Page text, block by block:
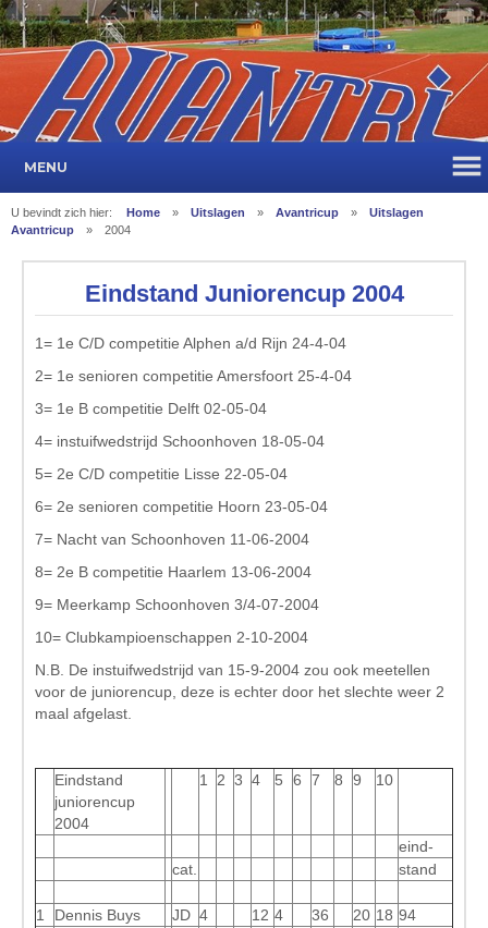
MENU
U bevindt zich hier: Home » Uitslagen » Avantricup »
Uitslagen
Avantricup
» 2004
Eindstand Juniorencup 2004
1= 1e C/D competitie Alphen a/d Rijn 24-4-04
2= 1e senioren competitie Amersfoort 25-4-04
3= 1e B competitie Delft 02-05-04
4= instuifwedstrijd Schoonhoven 18-05-04
5= 2e C/D competitie Lisse 22-05-04
6= 2e senioren competitie Hoorn 23-05-04
7= Nacht van Schoonhoven 11-06-2004
8= 2e B competitie Haarlem 13-06-2004
9= Meerkamp Schoonhoven 3/4-07-2004
10= Clubkampioenschappen 2-10-2004
N.B. De instuifwedstrijd van 15-9-2004 zou ook meetellen
voor de juniorencup, deze is echter door het slechte weer 2
maal afgelast.
Eindstand
juniorencup
2004
1 2 3 4 5 6 7 8 9 10
eind-
cat.
stand
1 Dennis Buys JD 4 12 4 36 20 18 94